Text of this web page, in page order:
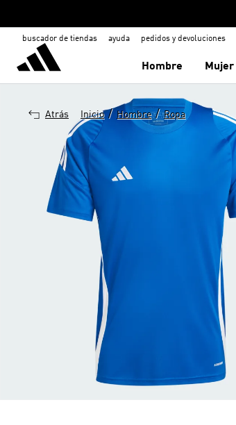
buscador de tiendas ayuda pedidos y devoluciones
Hombre Mujer
Atrás Inicio / Hombre / Ropa